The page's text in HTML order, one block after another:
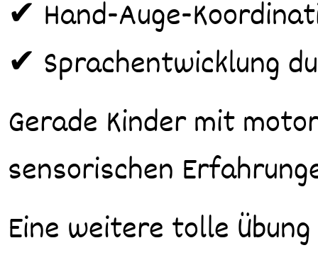
✔ Hand-Auge-
✔ Sprachentwicklung
Gerade Kinder mit
sensorischen
Eine weitere tolle